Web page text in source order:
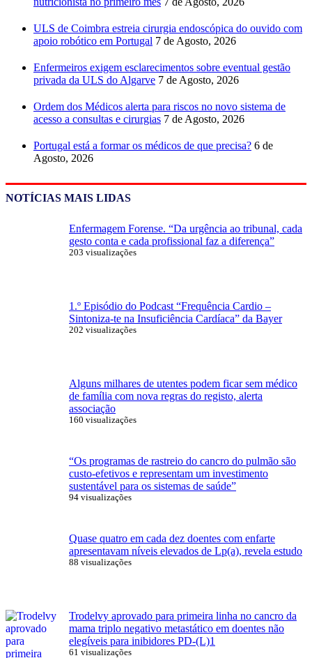
ULS de Coimbra estreia cirurgia endoscópica do ouvido com
apoio robótico em Portugal 7 de Agosto, 2026
Enfermeiros exigem esclarecimentos sobre eventual gestão
privada da ULS do Algarve 7 de Agosto, 2026
Ordem dos Médicos alerta para riscos no novo sistema de
acesso a consultas e cirurgias 7 de Agosto, 2026
Portugal está a formar os médicos de que precisa? 6 de
Agosto, 2026
NOTÍCIAS MAIS LIDAS
Enfermagem Forense. “Da urgência ao tribunal, cada
gesto conta e cada profissional faz a diferença”
203 visualizações
1.º Episódio do Podcast “Frequência Cardio –
Sintoniza-te na Insuficiência Cardíaca” da Bayer
202 visualizações
Alguns milhares de utentes podem ficar sem médico
de família com nova regras do registo, alerta
associação
160 visualizações
“Os programas de rastreio do cancro do pulmão são
custo-efetivos e representam um investimento
sustentável para os sistemas de saúde”
94 visualizações
Quase quatro em cada dez doentes com enfarte
apresentavam níveis elevados de Lp(a), revela estudo
88 visualizações
Trodelvy aprovado para primeira linha no cancro da
mama triplo negativo metastático em doentes não
elegíveis para inibidores PD-(L)1
61 visualizações